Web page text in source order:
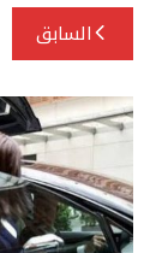
c
e
b
o
o
k
itt
e
r
تصفّح
المقالات
السابق